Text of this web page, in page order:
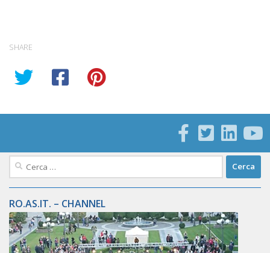
SHARE
Ricerca
RO.AS.IT. – CHANNEL